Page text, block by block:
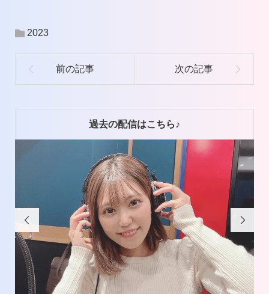
プ
2023
過去の配信はこちら♪
 